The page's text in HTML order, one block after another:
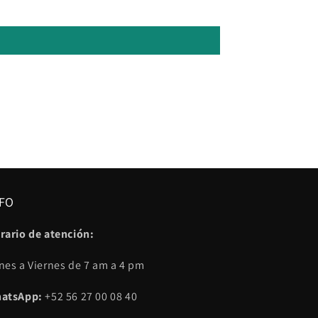
de atención:
a Viernes de 7 am a 4 pm
+52 56 27 00 08 40